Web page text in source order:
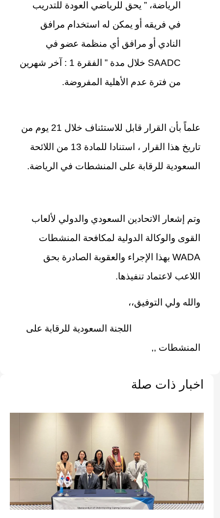
الرياضة، ” يحق للرياضي العودة للتدريب
في فريقه أو يمكن له استخدام مرافق
النادي أو مرافق أي منظمة عضو في
SAADC خلال مدة ” الفقرة 1 : آخر شهرين
من فترة عدم الأهلية المفروضة.
علماً بأن القرار قابل للاستئناف خلال 21 يوم من
تاريخ هذا القرار ، استنادا للمادة 13 من اللائحة
السعودية للرقابة على المنشطات في الرياضة.
وتم إشعار الاتحادين السعودي والدولي لألعاب
القوى والوكالة الدولية لمكافحة المنشطات
WADA بهذا الإجراء والعقوبة الصادرة بحق
اللاعب لاعتماد تنفيذها.
والله ولي التوفيق،،
اللجنة السعودية للرقابة على
المنشطات ,,
اخبار ذات صلة